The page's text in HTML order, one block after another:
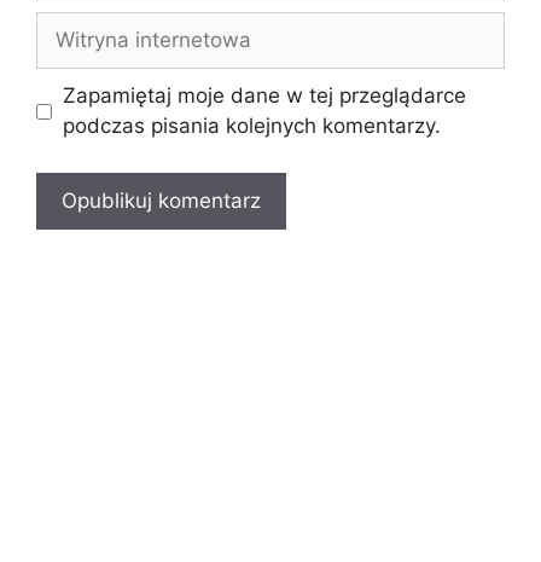
Witryna
internetowa
Zapamiętaj moje dane w tej przeglądarce
podczas pisania kolejnych komentarzy.